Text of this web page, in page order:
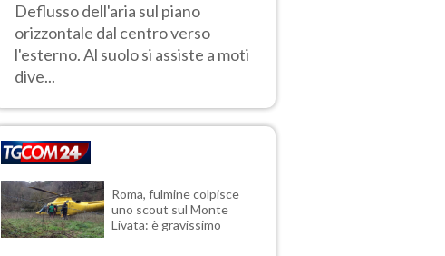
Deflusso dell'aria sul piano
orizzontale dal centro verso
l'esterno. Al suolo si assiste a moti
dive...
Roma, fulmine colpisce
uno scout sul Monte
Livata: è gravissimo